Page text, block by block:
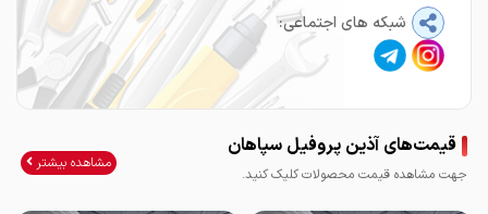
شبکه های اجتماعی:
قیمت‌های آذین پروفیل سپاهان
جهت مشاهده قیمت محصولات کلیک کنید.
مشاهده بیشتر